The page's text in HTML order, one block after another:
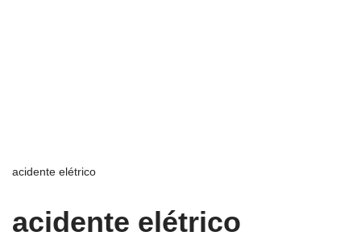
acidente elétrico
acidente elétrico